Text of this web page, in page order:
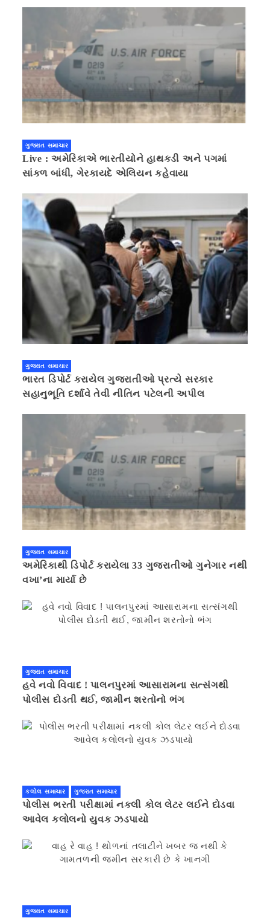
ગુજરાત સમાચાર
Live : અમેરિકાએ ભારતીયોને હાથકડી અને પગમાં
સાંકળ બાંધી, ગેરકાયદે એલિયન કહેવાયા
ગુજરાત સમાચાર
ભારત ડિપોર્ટ કરાયેલ ગુજરાતીઓ પ્રત્યે સરકાર
સહાનુભૂતિ દર્શાવે તેવી નીતિન પટેલની અપીલ
ગુજરાત સમાચાર
અમેરિકાથી ડિપોર્ટ કરાયેલા 33 ગુજરાતીઓ ગુનેગાર નથી
વખા’ના માર્યા છે
ગુજરાત સમાચાર
હવે નવો વિવાદ ! પાલનપુરમાં આસારામના સત્સંગથી
પોલીસ દોડતી થઈ, જામીન શરતોનો ભંગ
કલોલ સમાચાર ગુજરાત સમાચાર
પોલીસ ભરતી પરીક્ષામાં નકલી કોલ લેટર લઈને દોડવા
આવેલ કલોલનો યુવક ઝડપાયો
ગુજરાત સમાચાર